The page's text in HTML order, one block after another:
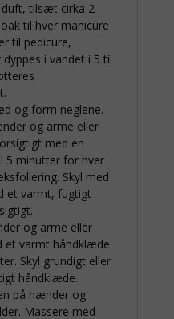
duft, tilsæt cirka 2
til hver manicure
til pedicure,
i vandet i 5 til
og form neglene.
og arme eller
med en
5 minutter for hver
Skyl med
et varmt, fugtigt
og arme eller
varmt håndklæde.
Skyl grundigt eller
håndklæde.
på hænder og
Massere med